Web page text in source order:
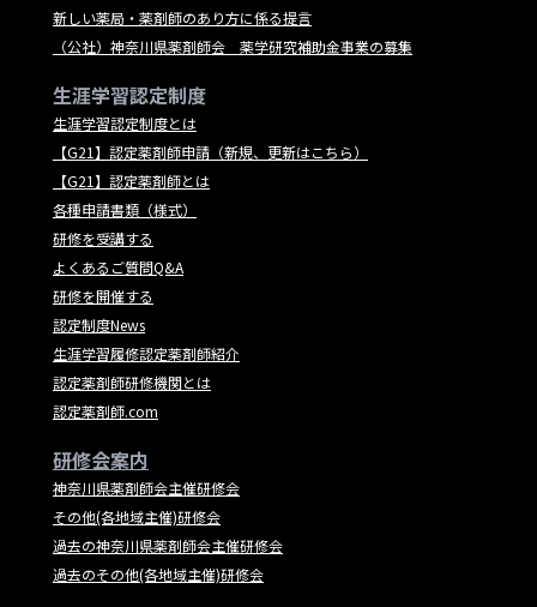
新しい薬局・薬剤師のあり方に係る提言
（公社）神奈川県薬剤師会 薬学研究補助金事業の募集
生涯学習認定制度
生涯学習認定制度とは
【G21】認定薬剤師申請（新規、更新はこちら）
【G21】認定薬剤師とは
各種申請書類（様式）
研修を受講する
よくあるご質問Q&A
研修を開催する
認定制度News
生涯学習履修認定薬剤師紹介
認定薬剤師研修機関とは
認定薬剤師.com
研修会案内
神奈川県薬剤師会主催研修会
その他(各地域主催)研修会
過去の神奈川県薬剤師会主催研修会
過去のその他(各地域主催)研修会